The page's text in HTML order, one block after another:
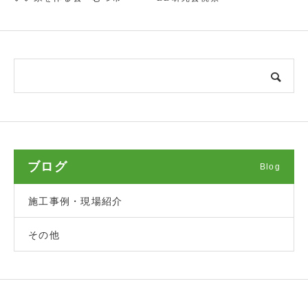
ブログ Blog
施工事例・現場紹介
その他